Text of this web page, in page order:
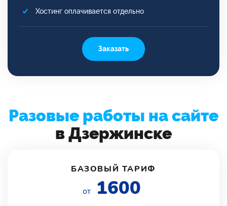
Хостинг оплачивается отдельно
Заказать
Разовые работы на сайте
в Дзержинске
БАЗОВЫЙ ТАРИФ
от 1600